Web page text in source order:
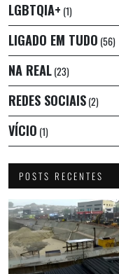
LGBTQIA+ (1)
LIGADO EM TUDO (56)
NA REAL(23)
REDES SOCIAIS(2)
VÍCIO (1)
POSTS RECENTES